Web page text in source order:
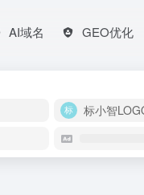
AI域名 GEO优化
标小智